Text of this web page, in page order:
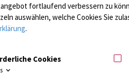
Dr. med. Juliane Mensch
fortlaufend verbessern zu
auswählen, welche Cookies Sie
.
Cookies